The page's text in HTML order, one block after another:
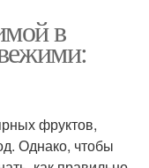
в
фруктов,
Однако, чтобы